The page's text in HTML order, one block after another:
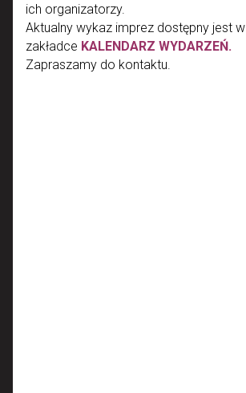
ich organizatorzy.
Aktualny wykaz imprez dostępny jest w
zakładce KALENDARZ WYDARZEŃ.
Zapraszamy do kontaktu.